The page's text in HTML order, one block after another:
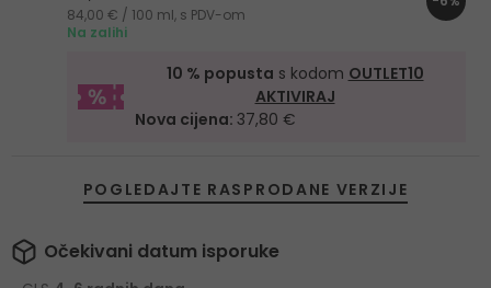
84,00 € / 100 ml, s PDV-om
Na zalihi
10 % popusta s kodom OUTLET10
AKTIVIRAJ
Nova cijena: 37,80 €
POGLEDAJTE RASPRODANE VERZIJE
Očekivani datum isporuke